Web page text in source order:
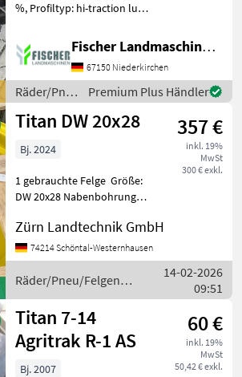
%, Profiltyp: hi-traction lug
Räder/Pneu/Felgen
Sonstige
Räder/Pneu/Felgen
Fischer Landmaschinen GmbH
67150 Niederkirchen
Räder/Pneu/Felgen
/ Titan
Premium Plus Händler
Titan DW 20x28 357 €
inkl. 19%
MwSt
300 € exkl.
Bj. 2024
1 gebrauchte Felge Größe:
DW 20x28 Nabenbohrung:
mm 10 Loch mit 22 mm
Durchmesser zylindrisch
Schüsselstärke: 12 mm
Lattenmaß: 250 / 300 m
Zürn Landtechnik GmbH
74214 Schöntal-Westernhausen
Räder/Pneu/Felgen /
Titan
14-02-2026
09:51
Titan 7-14
Agritrak R-1 AS
60 €
inkl. 19%
MwSt
50,42 € exkl.
Bj. 2007